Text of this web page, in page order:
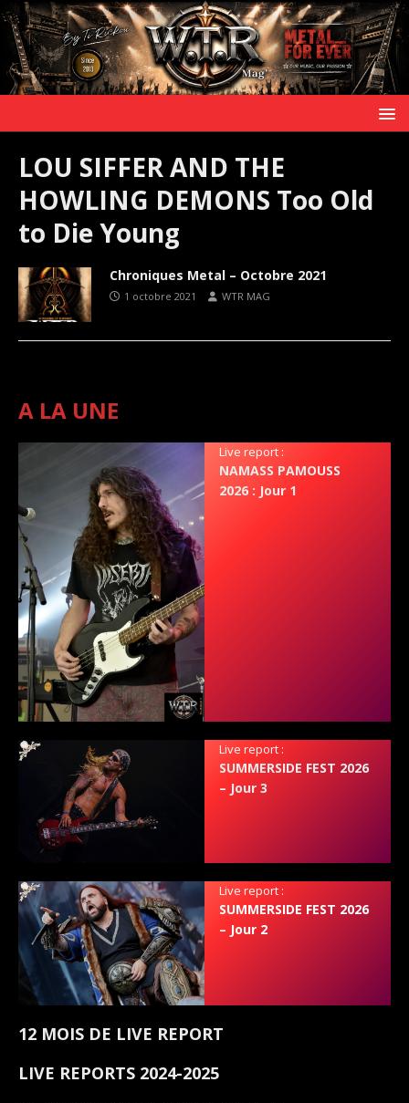
LOU SIFFER AND THE
HOWLING DEMONS Too Old
to Die Young
Chroniques Metal – Octobre 2021
1 octobre 2021 WTR MAG
A LA UNE
Live report :
NAMASS PAMOUSS
2026 : Jour 1
Live report :
SUMMERSIDE FEST 2026
– Jour 3
Live report :
SUMMERSIDE FEST 2026
– Jour 2
12 MOIS DE LIVE REPORT
LIVE REPORTS 2024-2025